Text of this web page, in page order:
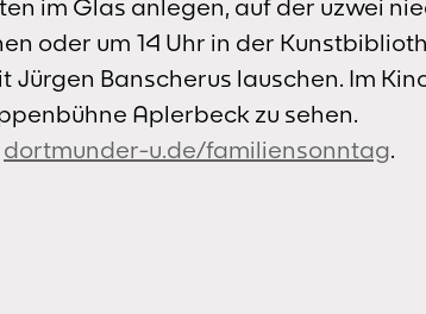
im Glas anlegen, auf der uzwei
oder um 14 Uhr in der
Jürgen Banscherus lauschen. Im
Aplerbeck zu sehen.
dortmunder-u.de/familiensonntag.